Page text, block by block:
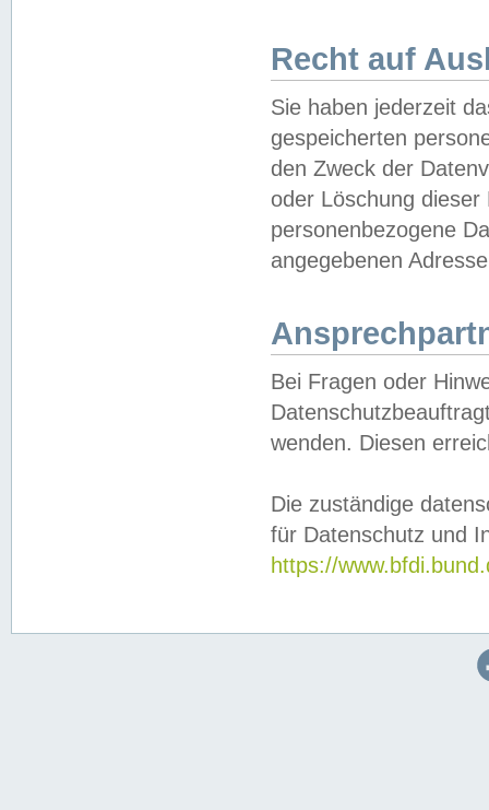
Recht auf
Sie haben jederzeit
gespeicherten
den Zweck der
oder Löschung
personenbezogene
angegebenen
Bei Fragen oder
wenden. Diesen
Die zuständige
für Datenschutz und
https://